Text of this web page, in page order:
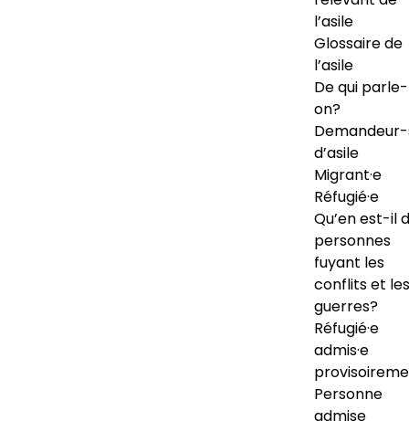
l’asile
Glossaire de
l’asile
De qui
on?
d’asile
Migrant·e
Réfugié·e
Qu’en est-il
personnes
fuyant les
conflits et les
guerres?
Réfugié·e
admis·e
Personne
admise